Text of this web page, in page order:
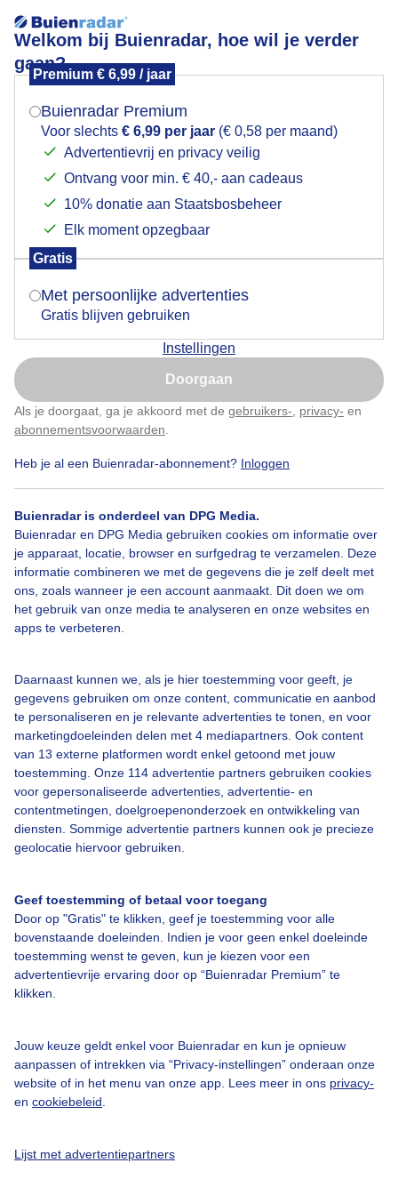
Welkom bij Buienradar, hoe wil je verder
gaan?
Premium € 6,99 / jaar
Buienradar Premium
Voor slechts € 6,99 per jaar (€ 0,58 per maand)
Advertentievrij en privacy veilig
Ontvang voor min. € 40,- aan cadeaus
10% donatie aan Staatsbosbeheer
Elk moment opzegbaar
Gratis
Met persoonlijke advertenties
Gratis blijven gebruiken
Instellingen
Doorgaan
Als je doorgaat, ga je akkoord met de gebruikers- privacy- en
abonnementsvoorwaarden
Heb je al een Buienradar-abonnement? Inloggen
Buienradar is onderdeel van DPG Media.
Buienradar en DPG Media gebruiken cookies om informatie over
je apparaat, locatie, browser en surfgedrag te verzamelen. Deze
informatie combineren we met de gegevens die je zelf deelt met
ons, zoals wanneer je een account aanmaakt. Dit doen we om
het gebruik van onze media te analyseren en onze websites en
apps te verbeteren.
Daarnaast kunnen we, als je hier toestemming voor geeft, je
gegevens gebruiken om onze content, communicatie en aanbod
te personaliseren en je relevante advertenties te tonen, en voor
marketingdoeleinden delen met 4 mediapartners. Ook content
van 13 externe platformen wordt enkel getoond met jouw
toestemming. Onze 114 advertentie partners gebruiken cookies
voor gepersonaliseerde advertenties, advertentie- en
contentmetingen, doelgroepenonderzoek en ontwikkeling van
diensten. Sommige advertentie partners kunnen ook je precieze
geolocatie hiervoor gebruiken.
Geef toestemming of betaal voor toegang
Door op "Gratis" te klikken, geef je toestemming voor alle
bovenstaande doeleinden. Indien je voor geen enkel doeleinde
toestemming wenst te geven, kun je kiezen voor een
advertentievrije ervaring door op “Buienradar Premium” te
klikken.
Jouw keuze geldt enkel voor Buienradar en kun je opnieuw
aanpassen of intrekken via “Privacy-instellingen” onderaan onze
website of in het menu van onze app. Lees meer in ons privacy-
en cookiebeleid
Lijst met advertentiepartners
Zonsopkomst boven Nijkerk
een schitterende zonsopkomst
Door: Dominik Majewski
Bekijk slideshow
Een moment geduld aub...
Over Buienradar
Contact
Toegankelijkheid
Gebruikersvoorwaarden
Buienradar Team
Privacy beleid
Cookie beleid
Gratis weerdata
Mogen we je locatie gebruiken voor het
Indien je hier nog geen akkoord op hebt gegeven,
verschijnt er zo een pop-up uit je browser waarin
Is goed, toon de popup
Nu niet, misschien later
Klik hierom dit aan te passen